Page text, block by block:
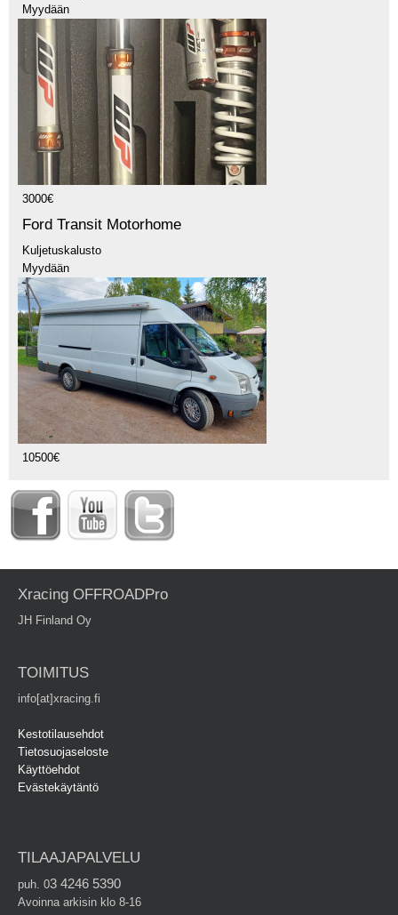
Myydään
3000€
Ford Transit Motorhome
Kuljetuskalusto
Myydään
10500€
Xracing OFFROADPro
JH Finland Oy
TOIMITUS
info[at]xracing.fi
Kestotilausehdot
Tietosuojaseloste
Käyttöehdot
Evästekäytäntö
TILAAJAPALVELU
puh. 03 4246 5390
Avoinna arkisin klo 8-16